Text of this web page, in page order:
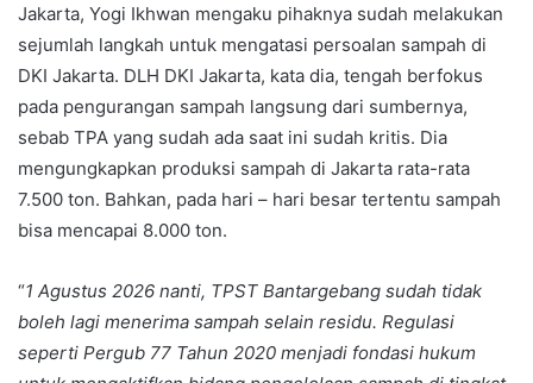
Jakarta, Yogi Ikhwan mengaku pihaknya sudah melakukan
sejumlah langkah untuk mengatasi persoalan sampah di
DKI Jakarta. DLH DKI Jakarta, kata dia, tengah berfokus
pada pengurangan sampah langsung dari sumbernya,
sebab TPA yang sudah ada saat ini sudah kritis. Dia
mengungkapkan produksi sampah di Jakarta rata-rata
7.500 ton. Bahkan, pada hari – hari besar tertentu sampah
bisa mencapai 8.000 ton.
“1 Agustus 2026 nanti, TPST Bantargebang sudah tidak
boleh lagi menerima sampah selain residu. Regulasi
seperti Pergub 77 Tahun 2020 menjadi fondasi hukum